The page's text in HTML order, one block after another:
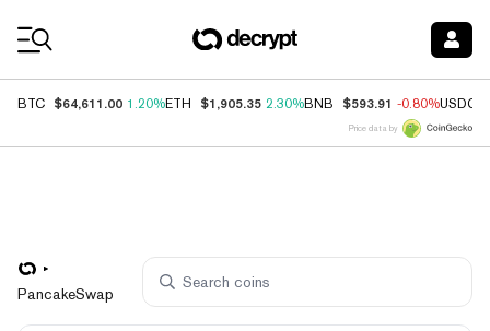
BTC $64,611.00 1.20%ETH $1,905.35 2.30%BNB $593.91 -0.80%USDC
Price data by
PancakeSwap